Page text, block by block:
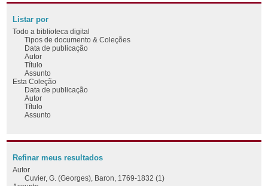
Listar por
Todo a biblioteca digital
Tipos de documento & Coleções
Data de publicação
Autor
Título
Assunto
Esta Coleção
Data de publicação
Autor
Título
Assunto
Refinar meus resultados
Autor
Cuvier, G. (Georges), Baron, 1769-1832 (1)